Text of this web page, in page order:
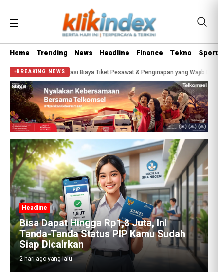
Home Trending News Headline Finance Tekno Sport
BREAKING NEWS
Estimasi Biaya Tiket Pesawat & Penginapan yang Wajib Disiapkan Bisa
Headline
Bisa Dapat Hingga Rp1,8 Juta, Ini
Tanda-Tanda Status PIP Kamu Sudah
Siap Dicairkan
2 hari ago yang lalu